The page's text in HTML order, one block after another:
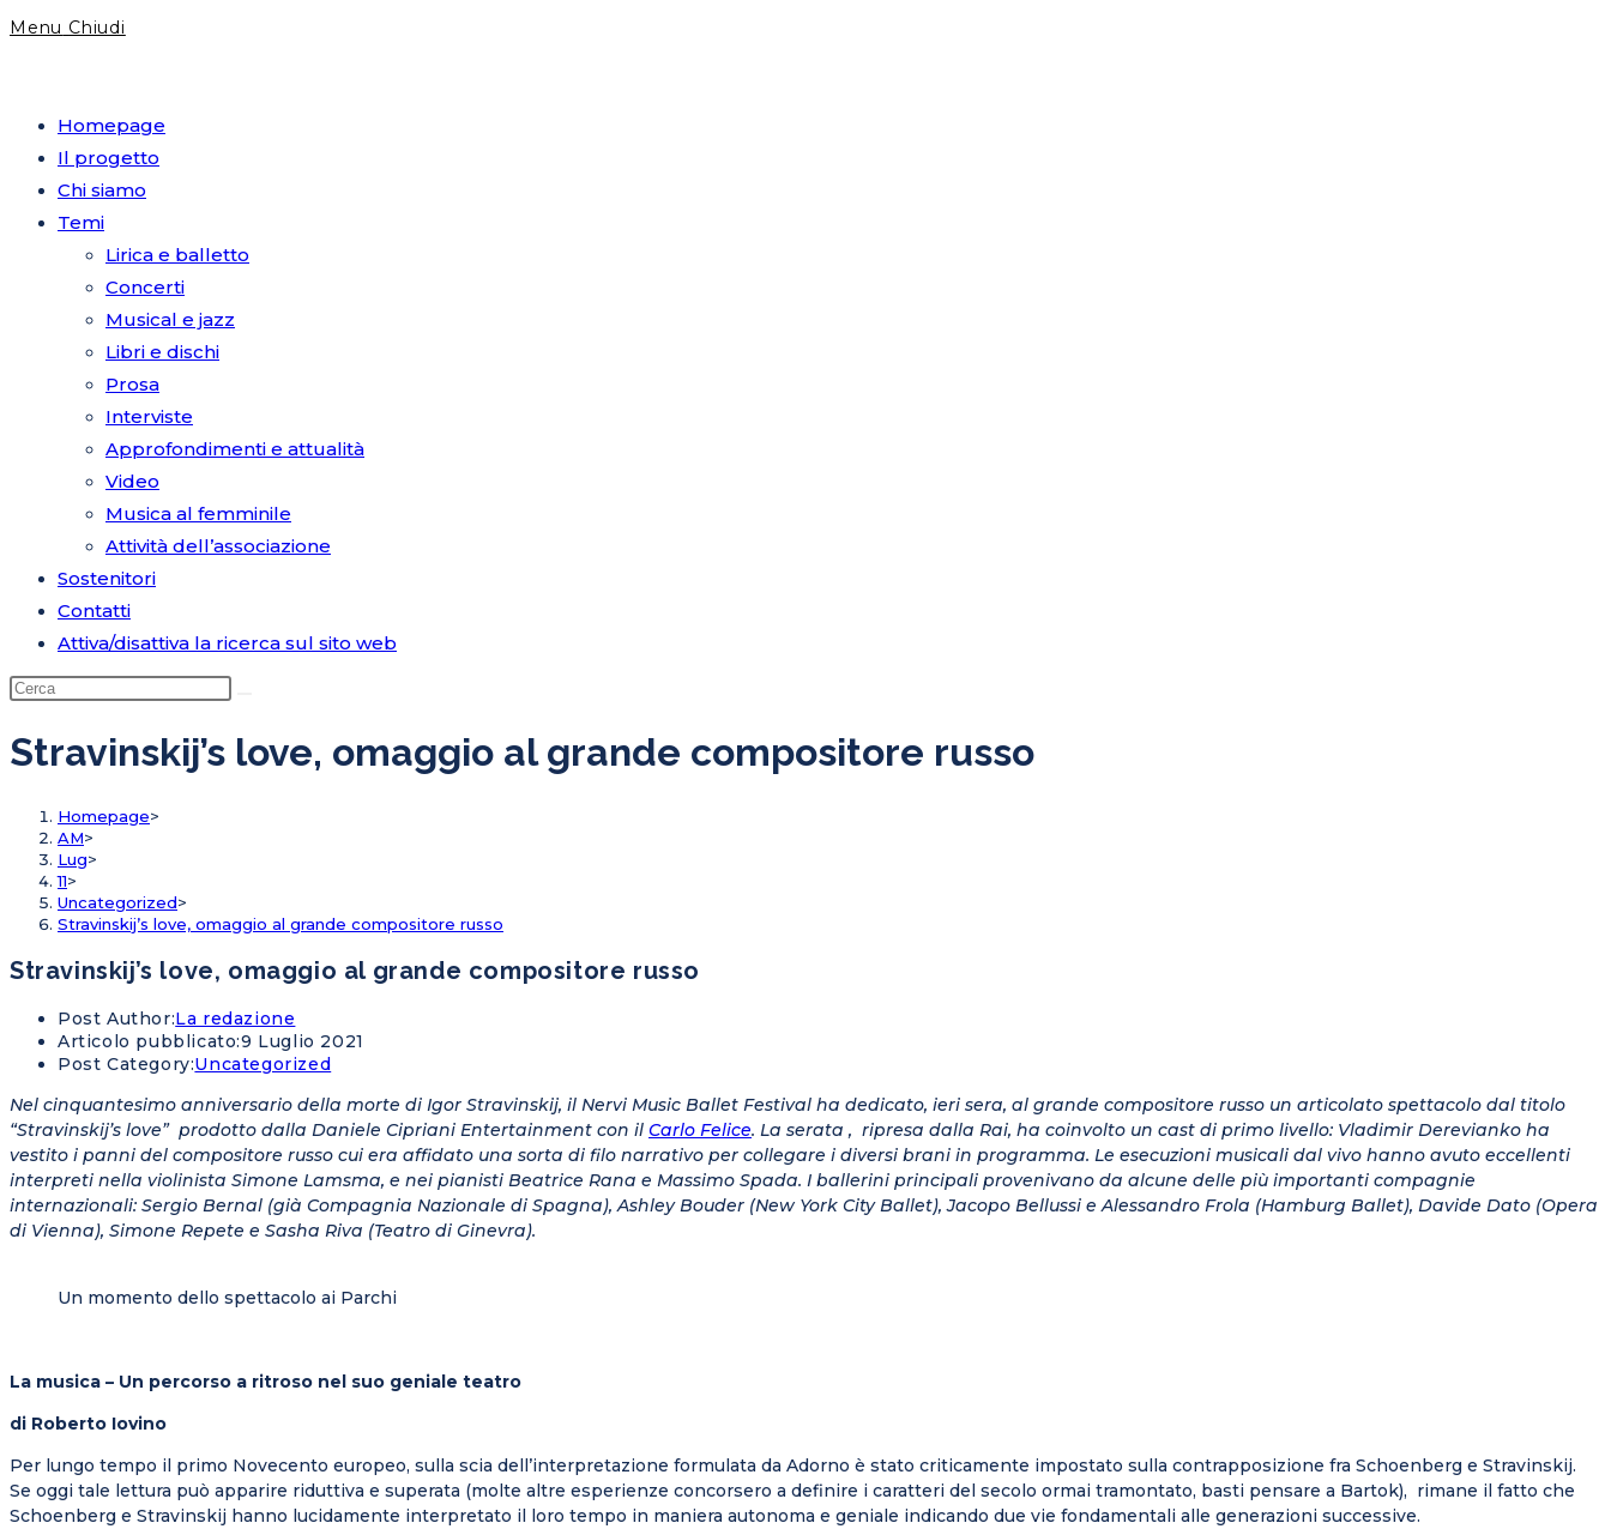
Menu Chiudi
Homepage
Il progetto
Chi siamo
Temi
Lirica e balletto
Concerti
Musical e jazz
Libri e dischi
Prosa
Interviste
Approfondimenti e attualità
Video
Musica al femminile
Attività dell’associazione
Sostenitori
Contatti
Attiva/disattiva la ricerca sul sito web
Stravinskij’s love, omaggio al grande compositore russo
Homepage>
AM>
Lug>
11>
Uncategorized>
Stravinskij’s love, omaggio al grande compositore russo
Stravinskij’s love, omaggio al grande compositore russo
Post Author:La redazione
Articolo pubblicato:9 Luglio 2021
Post Category:Uncategorized
Nel cinquantesimo anniversario della morte di Igor Stravinskij, il Nervi Music Ballet Festival ha dedicato, ieri sera, al grande compositore russo un articolato spettacolo dal titolo
“Stravinskij’s love” prodotto dalla Daniele Cipriani Entertainment con il Carlo Felice. La serata , ripresa dalla Rai, ha coinvolto un cast di primo livello: Vladimir Derevianko ha
vestito i panni del compositore russo cui era affidato una sorta di filo narrativo per collegare i diversi brani in programma. Le esecuzioni musicali dal vivo hanno avuto eccellenti
interpreti nella violinista Simone Lamsma, e nei pianisti Beatrice Rana e Massimo Spada. I ballerini principali provenivano da alcune delle più importanti compagnie
internazionali: Sergio Bernal (già Compagnia Nazionale di Spagna), Ashley Bouder (New York City Ballet), Jacopo Bellussi e Alessandro Frola (Hamburg Ballet), Davide Dato (Opera
di Vienna), Simone Repete e Sasha Riva (Teatro di Ginevra).
Un momento dello spettacolo ai Parchi
La musica – Un percorso a ritroso nel suo geniale teatro
di Roberto Iovino
Per lungo tempo il primo Novecento europeo, sulla scia dell’interpretazione formulata da Adorno è stato criticamente impostato sulla contrapposizione fra Schoenberg e Stravinskij.
Se oggi tale lettura può apparire riduttiva e superata (molte altre esperienze concorsero a definire i caratteri del secolo ormai tramontato, basti pensare a Bartok), rimane il fatto che
Schoenberg e Stravinskij hanno lucidamente interpretato il loro tempo in maniera autonoma e geniale indicando due vie fondamentali alle generazioni successive.